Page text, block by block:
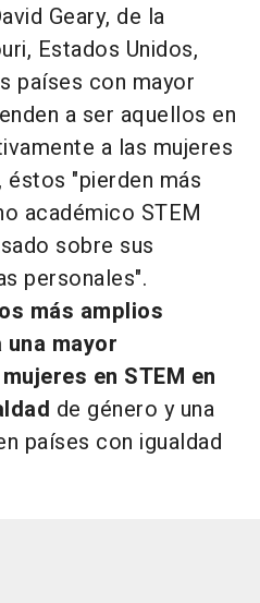
Geary, de la
Estados Unidos,
países con mayor
a ser aquellos en
a las mujeres
éstos "pierden más
académico STEM
sobre sus
personales".
más amplios
mayor
en STEM en
de género y una
países con igualdad